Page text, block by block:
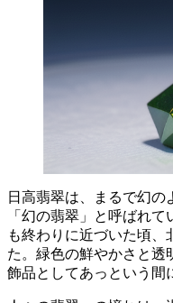
日高翡翠は、まるで幻の
「幻の翡翠」と呼ばれ
も終わりに近づいた頃、
た。緑色の鮮やかさと透
飾品としてあっという間